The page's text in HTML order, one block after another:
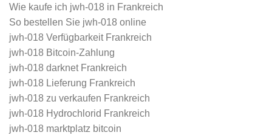
Wie kaufe ich jwh-018 in Frankreich
So bestellen Sie jwh-018 online
jwh-018 Verfügbarkeit Frankreich
jwh-018 Bitcoin-Zahlung
jwh-018 darknet Frankreich
jwh-018 Lieferung Frankreich
jwh-018 zu verkaufen Frankreich
jwh-018 Hydrochlorid Frankreich
jwh-018 marktplatz bitcoin